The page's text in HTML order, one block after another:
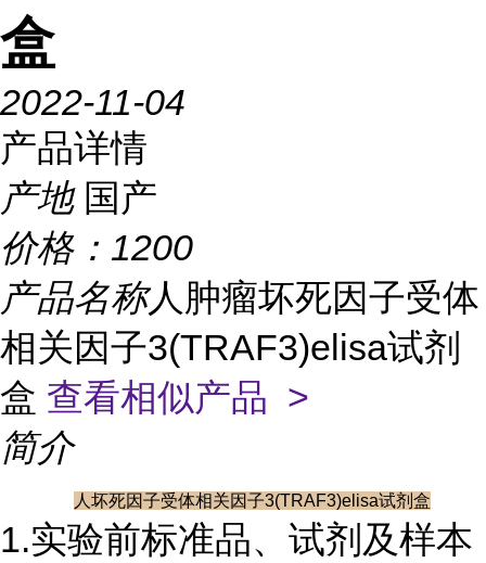
盒
2022-11-04
产品详情
产地 国产
价格： 1200
产品名称人肿瘤坏死因子受体
相关因子3(TRAF3)elisa试剂
盒 查看相似产品 >
简介
人坏死因子受体相关因子3(TRAF3)elisa试剂盒
1.实验前标准品、试剂及样本